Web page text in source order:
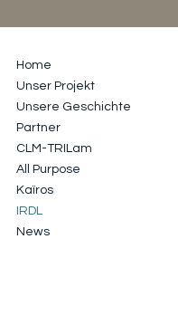
Home
Unser Projekt
Unsere Geschichte
Partner
CLM-TRILam
All Purpose
Kaïros
IRDL
News